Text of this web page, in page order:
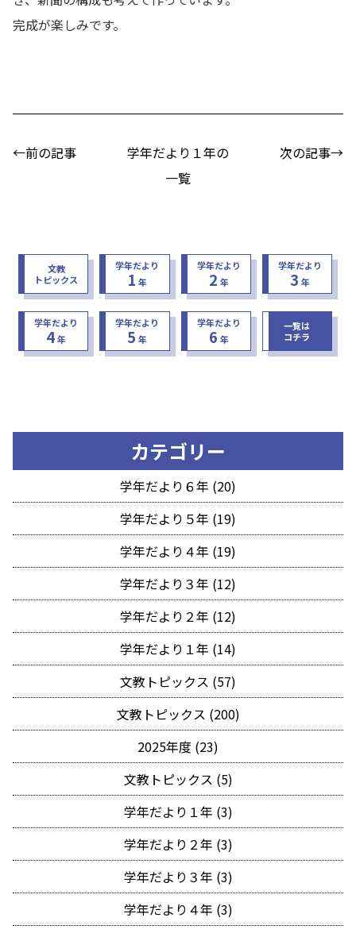
完成が楽しみです。
←前の記事
学年だより１年の
一覧
次の記事→
文教
トピックス
学年だより
1 年
学年だより
2 年
学年だより
3 年
学年だより
4年
学年だより
5 年
学年だより
6 年
一覧は
コチラ
カテゴリー
学年だより６年 (20)
学年だより５年 (19)
学年だより４年 (19)
学年だより３年 (12)
学年だより２年 (12)
学年だより１年 (14)
文教トピックス (57)
文教トピックス (200)
2025年度 (23)
文教トピックス (5)
学年だより１年 (3)
学年だより２年 (3)
学年だより３年 (3)
学年だより４年 (3)